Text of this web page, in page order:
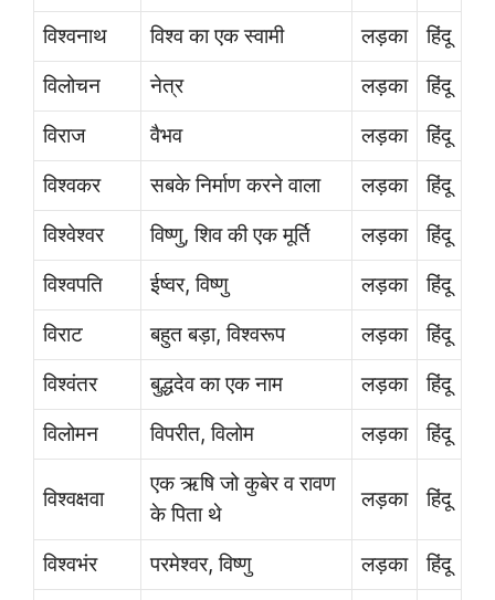
विश्वनाथ
विश्व का एक स्वामी लड़का
हिंदू
विलोचन
नेत्र लड़का
हिंदू
विराज
वैभव लड़का
हिंदू
विश्वकर
सबके निर्माण करने वाला लड़का
हिंदू
विश्वेश्वर
विष्णु, शिव की एक मूर्ति लड़का
हिंदू
विश्वपति
ईष्वर, विष्णु लड़का
हिंदू
विराट
बहुत बड़ा, विश्वरूप लड़का
हिंदू
विश्वंतर
बुद्धदेव का एक नाम लड़का
हिंदू
विलोमन
विपरीत, विलोम लड़का हिंदू
विश्वक्षवा
एक ऋषि जो कुबेर व रावण
के पिता थे
लड़का हिंदू
विश्वभंर परमेश्वर, विष्णु लड़का
हिंदू